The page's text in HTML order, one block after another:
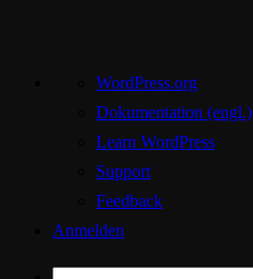
WordPress
WordPress.org
Dokumentation (engl.)
Learn WordPress
Support
Feedback
Anmelden